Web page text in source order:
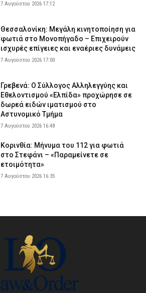
7 Αυγούστου 2026 17:12
Θεσσαλονίκη: Μεγάλη κινητοποίηση για
φωτιά στο Μονοπήγαδο – Επιχειρούν
ισχυρές επίγειες και εναέριες δυνάμεις
7 Αυγούστου 2026 17:00
Γρεβενά: Ο Σύλλογος Αλληλεγγύης και
Εθελοντισμού «Ελπίδα» προχώρησε σε
δωρεά ειδών ιματισμού στο
Αστυνομικό Τμήμα
7 Αυγούστου 2026 16:48
Κορινθία: Μήνυμα του 112 για φωτιά
στο Στεφάνι – «Παραμείνετε σε
ετοιμότητα»
7 Αυγούστου 2026 16:35